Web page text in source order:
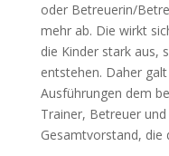
oder Betreuerin/
mehr ab. Die wirkt
die Kinder stark aus,
entstehen. Daher
Ausführungen dem
Trainer, Betreuer
Gesamtvorstand, die